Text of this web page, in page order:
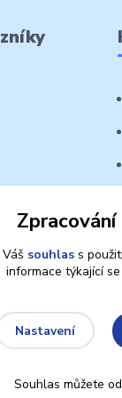
souhlass
informace týkající
Nastavení
Souhlas můžete